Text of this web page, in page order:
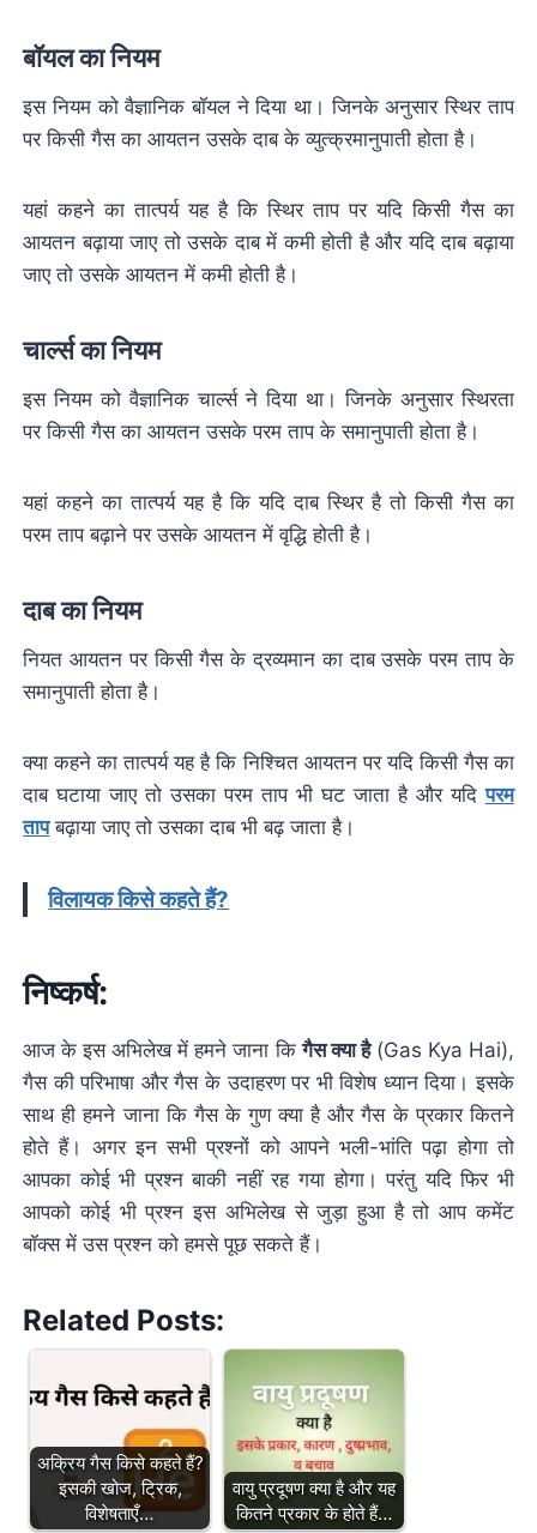
बॉयल का नियम
इस नियम को वैज्ञानिक बॉयल ने दिया था। जिनके अनुसार स्थिर ताप
पर किसी गैस का आयतन उसके दाब के व्युत्क्रमानुपाती होता है।
यहां कहने का तात्पर्य यह है कि स्थिर ताप पर यदि किसी गैस का
आयतन बढ़ाया जाए तो उसके दाब में कमी होती है और यदि दाब बढ़ाया
जाए तो उसके आयतन में कमी होती है।
चार्ल्स का नियम
इस नियम को वैज्ञानिक चार्ल्स ने दिया था। जिनके अनुसार स्थिरता
पर किसी गैस का आयतन उसके परम ताप के समानुपाती होता है।
यहां कहने का तात्पर्य यह है कि यदि दाब स्थिर है तो किसी गैस का
परम ताप बढ़ाने पर उसके आयतन में वृद्धि होती है।
दाब का नियम
नियत आयतन पर किसी गैस के द्रव्यमान का दाब उसके परम ताप के
समानुपाती होता है।
क्या कहने का तात्पर्य यह है कि निश्चित आयतन पर यदि किसी गैस का
दाब घटाया जाए तो उसका परम ताप भी घट जाता है और यदिपरम
तापबढ़ाया जाए तो उसका दाब भी बढ़ जाता है।
विलायक किसे कहते हैं?
निष्कर्ष:
आज के इस अभिलेख में हमने जाना किगैस क्या है(Gas Kya Hai),
गैस की परिभाषा और गैस के उदाहरण पर भी विशेष ध्यान दिया। इसके
साथ ही हमने जाना कि गैस के गुण क्या है और गैस के प्रकार कितने
होते हैं। अगर इन सभी प्रश्नों को आपने भली-भांति पढ़ा होगा तो
आपका कोई भी प्रश्न बाकी नहीं रह गया होगा। परंतु यदि फिर भी
आपको कोई भी प्रश्न इस अभिलेख से जुड़ा हुआ है तो आप कमेंट
बॉक्स में उस प्रश्न को हमसे पूछ सकते हैं।
Related Posts:
अक्रिय गैस किसे कहते हैं?
इसकी खोज, ट्रिक,
विशेषताएँ…
वायु प्रदूषण क्या है और यह
कितने प्रकार के होते हैं…